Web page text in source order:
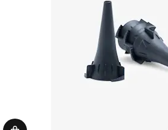
korkein laatu tuotteistaan ja
tuotteita, joita